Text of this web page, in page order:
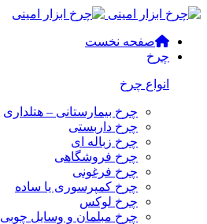
صفحه نخست
چرخ
انواع چرخ
چرخ بیمارستانی – هتلداری
چرخ داربستی
چرخ زباله ای
چرخ فروشگاهی
چرخ فرغونی
چرخ کمپرسوری یا ساده
چرخ لوکس
چرخ مبلمان و وسایل چوبی